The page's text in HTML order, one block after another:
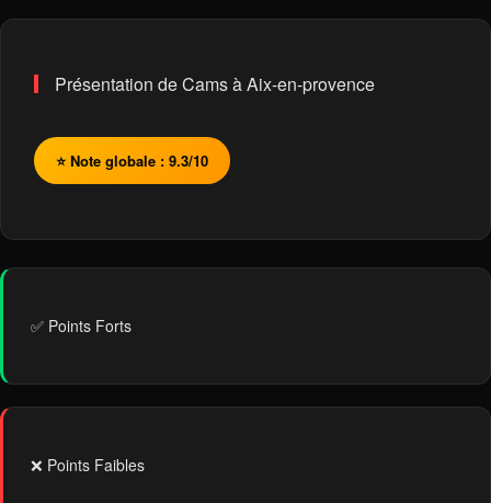
Présentation de Cams à Aix-en-provence
⭐ Note globale : 9.3/10
✅ Points Forts
❌ Points Faibles